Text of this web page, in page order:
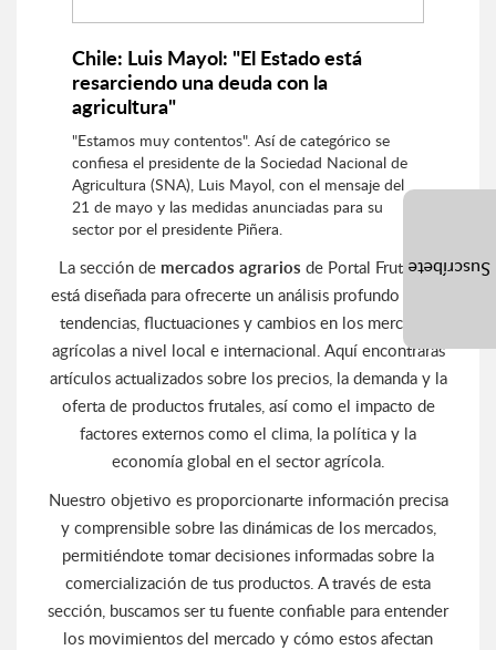
Chile: Luis Mayol: "El Estado está
resarciendo una deuda con la
agricultura"
"Estamos muy contentos". Así de categórico se
confiesa el presidente de la Sociedad Nacional de
Agricultura (SNA), Luis Mayol, con el mensaje del
21 de mayo y las medidas anunciadas para su
sector por el presidente Piñera.
La sección de mercados agrarios de Portal Frutícola
está diseñada para ofrecerte un análisis profundo de las
tendencias, fluctuaciones y cambios en los mercados
agrícolas a nivel local e internacional. Aquí encontrarás
artículos actualizados sobre los precios, la demanda y la
oferta de productos frutales, así como el impacto de
factores externos como el clima, la política y la
economía global en el sector agrícola.
Nuestro objetivo es proporcionarte información precisa
y comprensible sobre las dinámicas de los mercados,
permitiéndote tomar decisiones informadas sobre la
comercialización de tus productos. A través de esta
sección, buscamos ser tu fuente confiable para entender
los movimientos del mercado y cómo estos afectan
Suscríbete